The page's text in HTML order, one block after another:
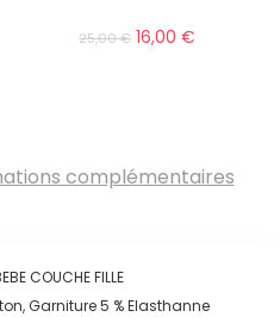
25,00€ 16,00€
complémentaires
COUCHE FILLE
Garniture 5 % Elasthanne